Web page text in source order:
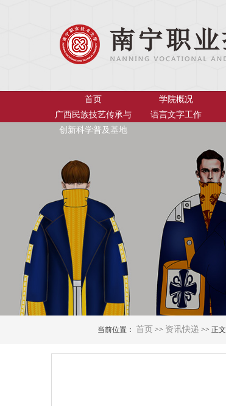
首页 学院概况
广西民族技艺传承与
创新科学普及基地
语言文字工作
当前位置： 首页 >> 资讯快递 >> 正文